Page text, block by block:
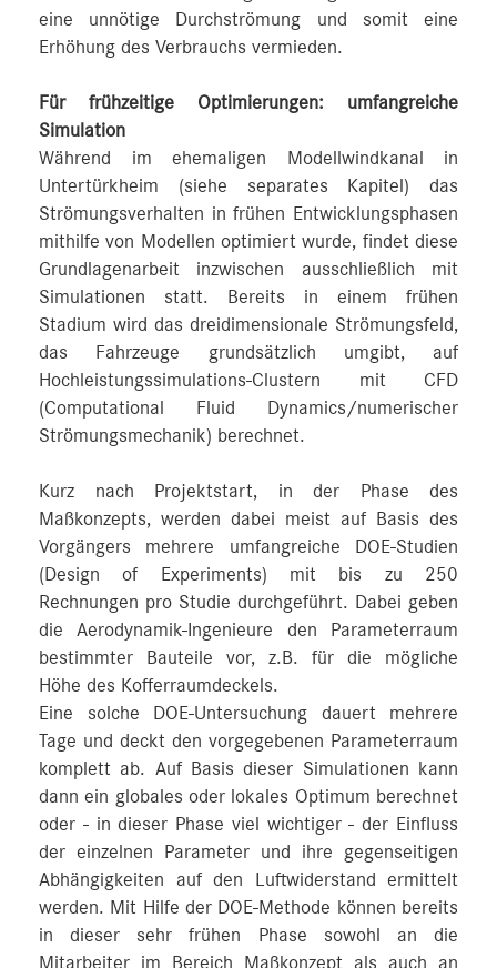
eine unnötige Durchströmung und somit eine
Erhöhung des Verbrauchs vermieden.
Für frühzeitige Optimierungen: umfangreiche
Simulation
Während im ehemaligen Modellwindkanal in
Untertürkheim (siehe separates Kapitel) das
Strömungsverhalten in frühen Entwicklungsphasen
mithilfe von Modellen optimiert wurde, findet diese
Grundlagenarbeit inzwischen ausschließlich mit
Simulationen statt. Bereits in einem frühen
Stadium wird das dreidimensionale Strömungsfeld,
das Fahrzeuge grundsätzlich umgibt, auf
Hochleistungssimulations-Clustern mit CFD
(Computational Fluid Dynamics/numerischer
Strömungsmechanik) berechnet.
Kurz nach Projektstart, in der Phase des
Maßkonzepts, werden dabei meist auf Basis des
Vorgängers mehrere umfangreiche DOE-Studien
(Design of Experiments) mit bis zu 250
Rechnungen pro Studie durchgeführt. Dabei geben
die Aerodynamik-Ingenieure den Parameterraum
bestimmter Bauteile vor, z.B. für die mögliche
Höhe des Kofferraumdeckels.
Eine solche DOE-Untersuchung dauert mehrere
Tage und deckt den vorgegebenen Parameterraum
komplett ab. Auf Basis dieser Simulationen kann
dann ein globales oder lokales Optimum berechnet
oder - in dieser Phase viel wichtiger - der Einfluss
der einzelnen Parameter und ihre gegenseitigen
Abhängigkeiten auf den Luftwiderstand ermittelt
werden. Mit Hilfe der DOE-Methode können bereits
in dieser sehr frühen Phase sowohl an die
Mitarbeiter im Bereich Maßkonzept als auch an